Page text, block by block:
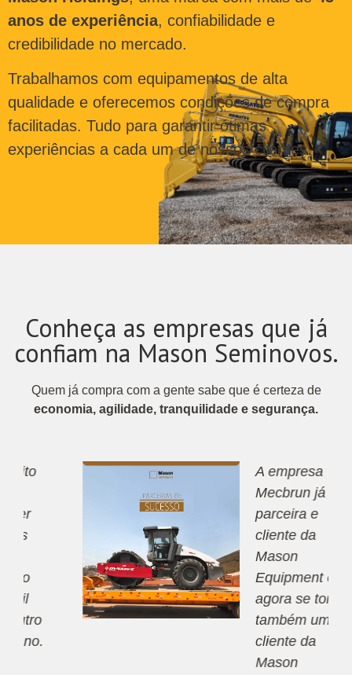
anos de experiência, confiabilidade e
credibilidade no mercado.
Trabalhamos com equipamentos de alta
qualidade e oferecemos condições de compra
facilitadas. Tudo para garantir ótimas
experiências a cada um de nossos clientes.
Conheça as empresas que já
confiam na Mason Seminovos.
Quem já compra com a gente sabe que é certeza de
economia, agilidade, tranquilidade e segurança.
A empresa
Mecbrun já é
parceira e
cliente da
Mason
Equipment e
agora se tornou
também uma
cliente da